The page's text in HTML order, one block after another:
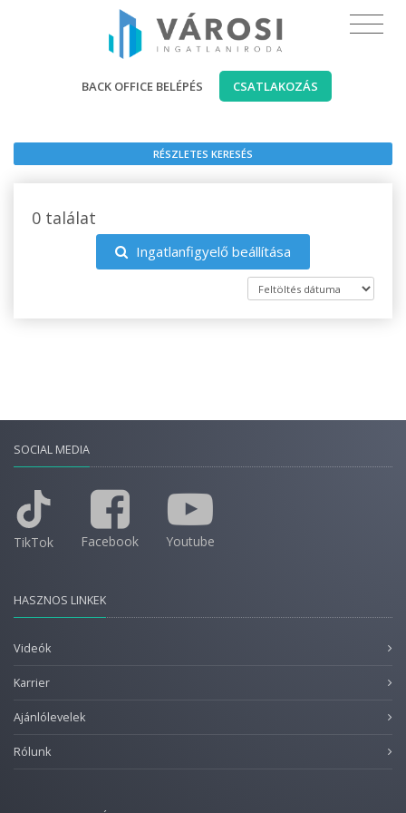
BACK OFFICE BELÉPÉS CSATLAKOZÁS
RÉSZLETES KERESÉS
0 találat
Ingatlanfigyelő beállítása
SOCIAL MEDIA
TikTok Facebook Youtube
HASZNOS LINKEK
Videók
Karrier
Ajánlólevelek
Rólunk